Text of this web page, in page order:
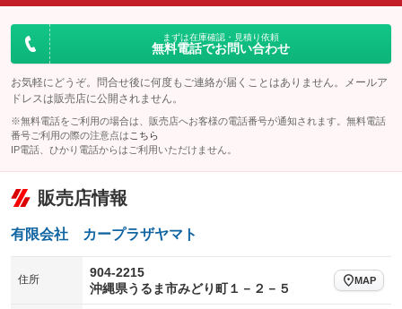
：装備なし
：装備なし
まずは在庫確認・見積り依頼
無料電話でお問い合わせ
お気軽にどうぞ。問合せ後に何度もご連絡が届くことはありません。メールア
ドレスは販売店に公開されません。
※無料電話をご利用の場合は、販売店へお客様の電話番号が通知されます。無料電話
番号ご利用の際の注意点は こちら
IP電話、ひかり電話からはご利用いただけません。
販売店情報
有限会社 カープラザヤマト
住所
904-2215
沖縄県うるま市みどり町１－２－５
MAP